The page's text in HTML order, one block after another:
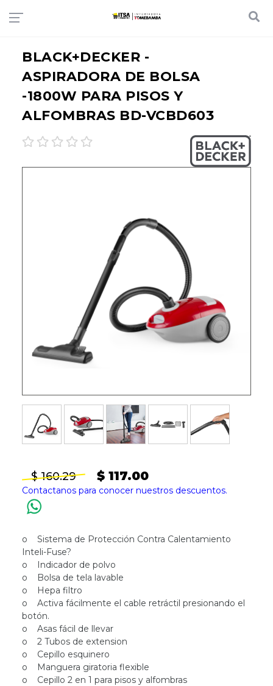
BLACK+DECKER -
ASPIRADORA DE BOLSA
-1800W PARA PISOS Y
ALFOMBRAS BD-VCBD603
$ 160.29 $ 117.00
Contactanos para conocer nuestros descuentos.
o Sistema de Protección Contra Calentamiento
Inteli-Fuse?
o Indicador de polvo
o Bolsa de tela lavable
o Hepa filtro
o Activa fácilmente el cable retráctil presionando el
botón.
o Asas fácil de llevar
o 2 Tubos de extension
o Cepillo esquinero
o Manguera giratoria flexible
o Cepillo 2 en 1 para pisos y alfombras